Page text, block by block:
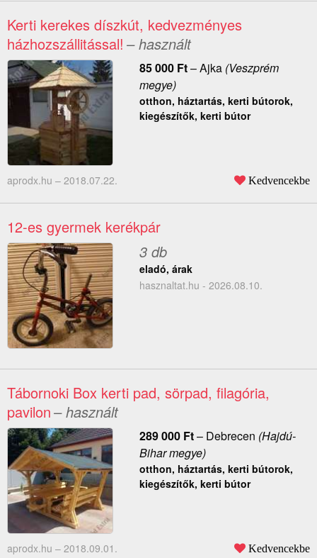
Kerti kerekes díszkút, kedvezményes
házhozszállitással! – használt
85 000 Ft–Ajka(Veszprém
megye)
otthon, háztartás, kerti bútorok,
kiegészítők, kerti bútor
aprodx.hu – 2018.07.22. Kedvencekbe
12-es gyermek kerékpár
3 db
eladó, árak
hasznaltat.hu - 2026.08.10.
Tábornoki Box kerti pad, sörpad, filagória,
pavilon– használt
289 000 Ft– Debrecen (Hajdú-
Bihar megye)
otthon, háztartás, kerti bútorok,
kiegészítők, kerti bútor
aprodx.hu – 2018.09.01. Kedvencekbe